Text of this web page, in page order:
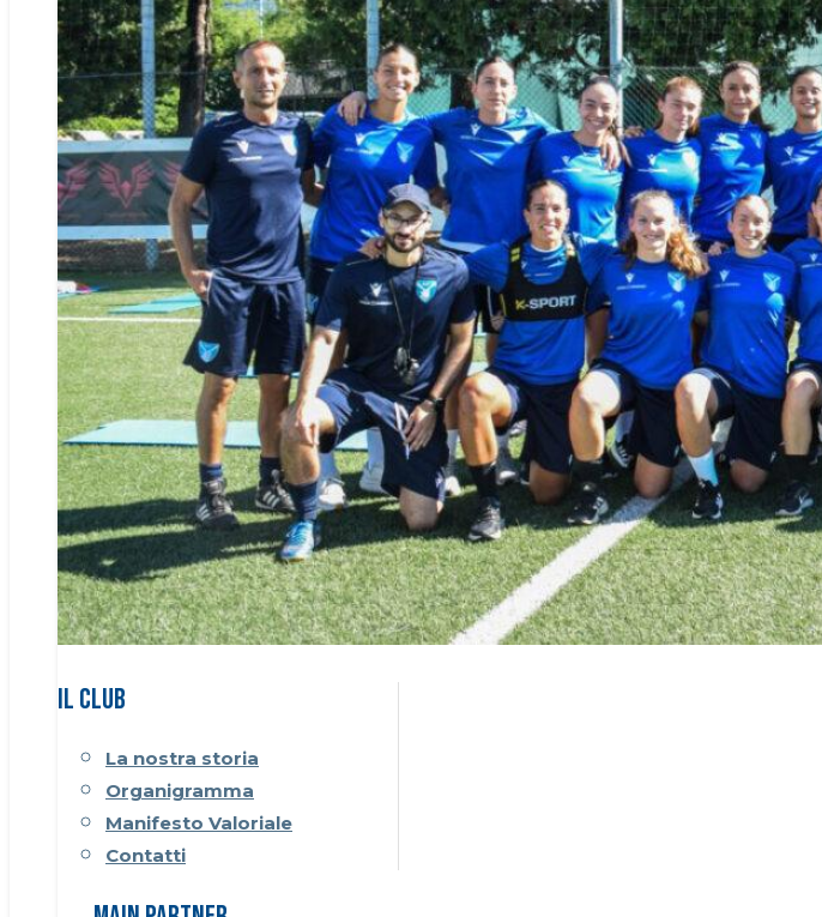
Il CLUB
La nostra storia
Organigramma
Manifesto Valoriale
Contatti